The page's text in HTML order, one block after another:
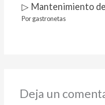
▷ Mantenimiento
Porgastronetas
Deja un